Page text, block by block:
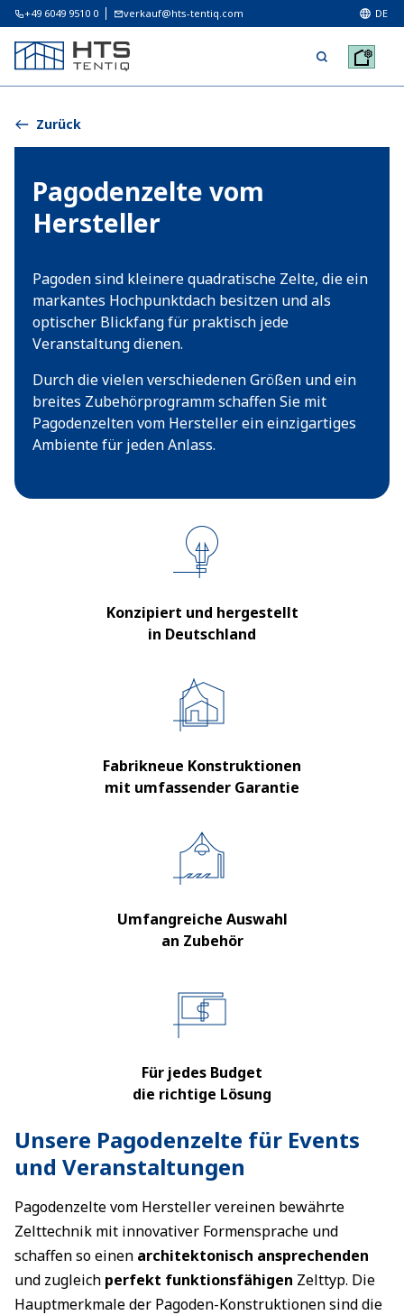
+49 6049 9510 0 verkauf@hts-tentiq.com DE
Zurück
Pagodenzelte vom
Hersteller
Pagoden sind kleinere quadratische Zelte, die ein
markantes Hochpunktdach besitzen und als
optischer Blickfang für praktisch jede
Veranstaltung dienen.
Durch die vielen verschiedenen Größen und ein
breites Zubehörprogramm schaffen Sie mit
Pagodenzelten vom Hersteller ein einzigartiges
Ambiente für jeden Anlass.
Konzipiert und hergestellt
in Deutschland
Fabrikneue Konstruktionen
mit umfassender Garantie
Umfangreiche Auswahl
an Zubehör
Für jedes Budget
die richtige Lösung
Unsere Pagodenzelte für Events
und Veranstaltungen
Pagodenzelte vom Hersteller vereinen bewährte
Zelttechnik mit innovativer Formensprache und
schaffen so einen architektonisch ansprechenden
und zugleich perfekt funktionsfähigen Zelttyp. Die
Hauptmerkmale der Pagoden-Konstruktionen sind die